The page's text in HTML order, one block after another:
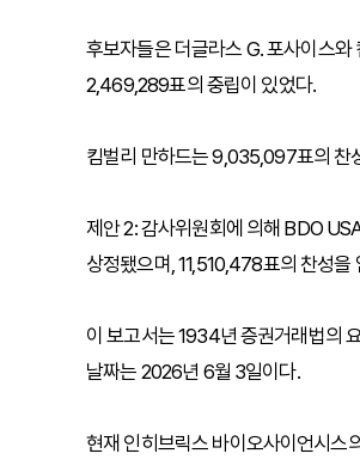
후보자들은 더글라스 G. 포사이스
2,469,289표의 중립이 있었다.
킴벌리 만하드는 9,035,097표의
제안 2: 감사위원회에 의해 BDO
상정됐으며, 11,510,478표의 찬성
이 보고서는 1934년 증권거래법의
날짜는 2026년 6월 3일이다.
현재 인히브릭스 바이오사이언시스